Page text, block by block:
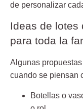
de personalizar
Ideas de lotes
para toda la
Algunas
cuando se piensan
Botellas o